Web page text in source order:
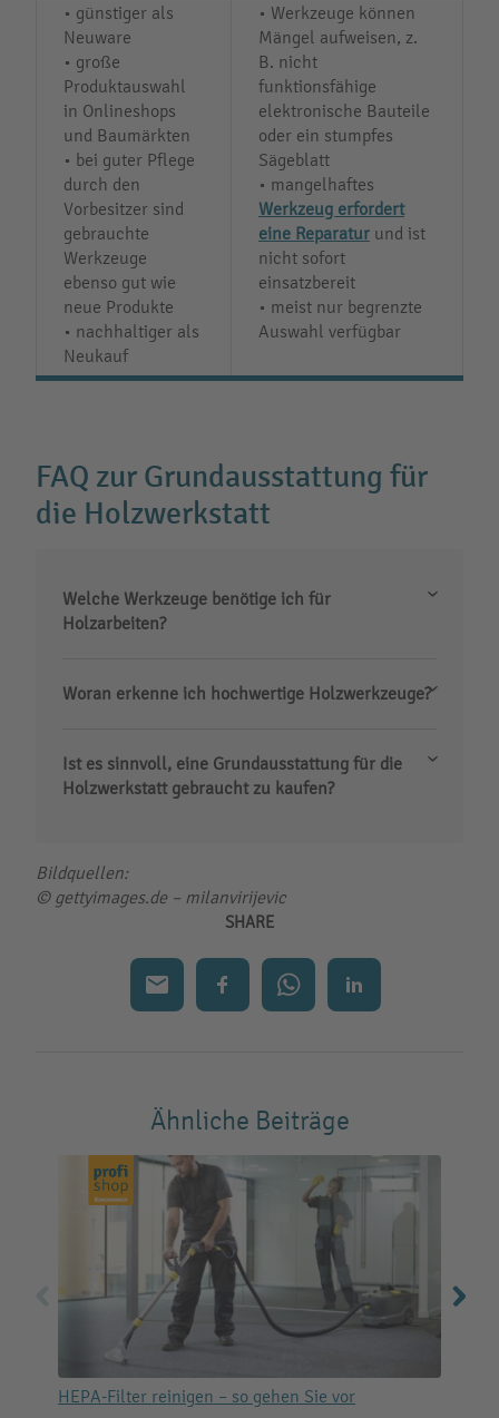
• günstiger als
Neuware
• große
Produktauswahl
in Onlineshops
und Baumärkten
• bei guter Pflege
durch den
Vorbesitzer sind
gebrauchte
Werkzeuge
ebenso gut wie
neue Produkte
• nachhaltiger als
Neukauf
• Werkzeuge können
Mängel aufweisen, z.
B. nicht
funktionsfähige
elektronische Bauteile
oder ein stumpfes
Sägeblatt
• mangelhaftes
Werkzeug erfordert
eine Reparatur und ist
nicht sofort
einsatzbereit
• meist nur begrenzte
Auswahl verfügbar
FAQ zur Grundausstattung für
die Holzwerkstatt
Welche Werkzeuge benötige ich für
Holzarbeiten?
Woran erkenne ich hochwertige Holzwerkzeuge?
Ist es sinnvoll, eine Grundausstattung für die
Holzwerkstatt gebraucht zu kaufen?
Bildquellen:
© gettyimages.de – milanvirijevic
SHARE
Ähnliche Beiträge
HEPA-Filter reinigen – so gehen Sie vor